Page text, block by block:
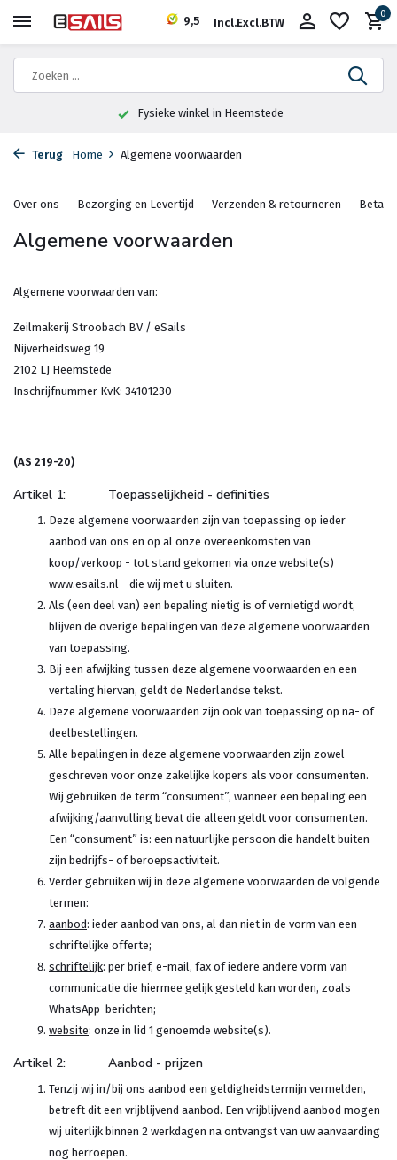
9,5 Incl.Excl.BTW
0
Fysieke winkel in Heemstede
Terug Home Algemene voorwaarden
Over ons Bezorging en Levertijd Verzenden & retourneren
Algemene voorwaarden
Algemene voorwaarden van:
Zeilmakerij Stroobach BV / eSails
Nijverheidsweg 19
2102 LJ Heemstede
Inschrijfnummer KvK: 34101230
(AS 219-20)
Artikel 1: Toepasselijkheid - definities
Deze algemene voorwaarden zijn van toepassing op ieder
aanbod van ons en op al onze overeenkomsten van
koop/verkoop - tot stand gekomen via onze website(s)
www.esails.nl - die wij met u sluiten.
Als (een deel van) een bepaling nietig is of vernietigd wordt,
blijven de overige bepalingen van deze algemene voorwaarden
van toepassing.
Bij een afwijking tussen deze algemene voorwaarden en een
vertaling hiervan, geldt de Nederlandse tekst.
Deze algemene voorwaarden zijn ook van toepassing op na- of
deelbestellingen.
Alle bepalingen in deze algemene voorwaarden zijn zowel
geschreven voor onze zakelijke kopers als voor consumenten.
Wij gebruiken de term “consument”, wanneer een bepaling een
afwijking/aanvulling bevat die alleen geldt voor consumenten.
Een “consument” is: een natuurlijke persoon die handelt buiten
zijn bedrijfs- of beroepsactiviteit.
Verder gebruiken wij in deze algemene voorwaarden de volgende
termen:
aanbod: ieder aanbod van ons, al dan niet in de vorm van een
schriftelijke offerte;
schriftelijk: per brief, e-mail, fax of iedere andere vorm van
communicatie die hiermee gelijk gesteld kan worden, zoals
WhatsApp-berichten;
website: onze in lid 1 genoemde website(s).
Artikel 2: Aanbod - prijzen
Tenzij wij in/bij ons aanbod een geldigheidstermijn vermelden,
betreft dit een vrijblijvend aanbod. Een vrijblijvend aanbod mogen
wij uiterlijk binnen 2 werkdagen na ontvangst van uw aanvaarding
nog herroepen.